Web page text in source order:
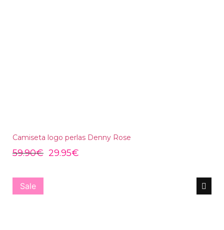
Camiseta logo perlas Denny Rose
59.90€ 29.95€
Sale